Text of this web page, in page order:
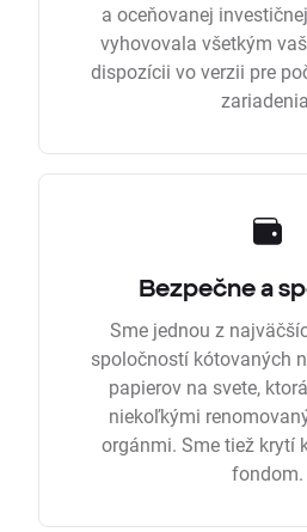
a oceňovanej
vyhovovala všetkým
dispozícii vo verzii pre
Bezpečne a
Sme jednou z
spoločností kótovaných
papierov na svete,
niekoľkými
orgánmi. Sme tiež krytí
fondom.